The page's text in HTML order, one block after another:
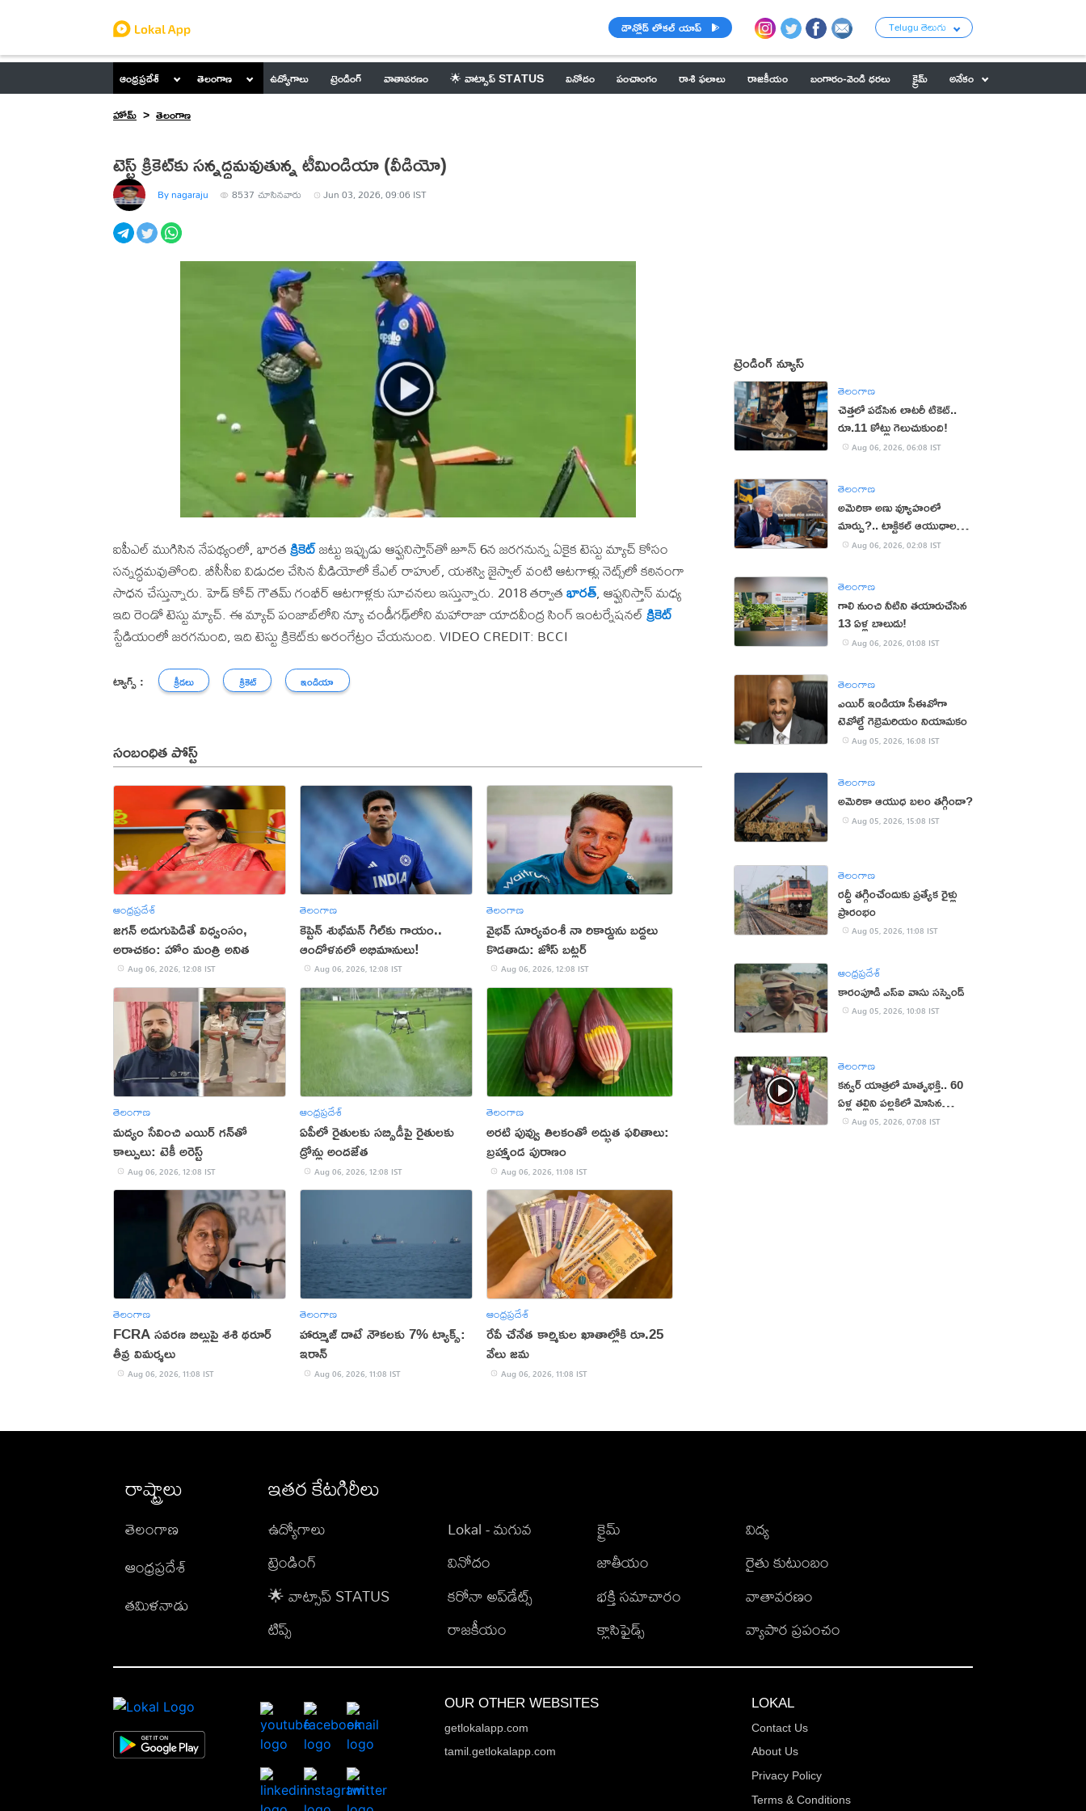
డౌన్లోడ్ లోకల్ యాప్ Telugu తెలుగు
ఆంధ్రప్రదేశ్ తెలంగాణ ఉద్యోగాలు ట్రెండింగ్ వాతావరణం 🌟 వాట్సాప్ STATUS వినోదం పంచాంగం రాశి ఫలాలు రాజకీయం బంగారం-వెండి ధరలు క్రైమ్
అనేకం
హోమ్
తెలంగాణ
టెస్ట్ క్రికెట్‌కు సన్నద్దమవుతున్న టీమిండియా (వీడియో)
By nagaraju 8537 చూసినవారు Jun 03, 2026, 09:06 IST
ఐపీఎల్ ముగిసిన నేపథ్యంలో, భారతక్రికెట్జట్టు ఇప్పుడు ఆఫ్ఘనిస్తాన్‌తో జూన్ 6న జరగనున్న ఏకైక టెస్టు మ్యాచ్ కోసం
సన్నద్ధమవుతోంది. బీసీసీఐ విడుదల చేసిన వీడియోలో కేఎల్ రాహుల్, యశస్వి జైస్వాల్ వంటి ఆటగాళ్లు నెట్స్‌లో కఠినంగా
సాధన చేస్తున్నారు. హెడ్ కోచ్ గౌతమ్ గంభీర్ ఆటగాళ్లకు సూచనలు ఇస్తున్నారు. 2018 తర్వాతభారత్, ఆఫ్ఘనిస్తాన్ మధ్య
ఇది రెండో టెస్టు మ్యాచ్. ఈ మ్యాచ్ పంజాబ్‌లోని న్యూ చండీగఢ్‌లోని మహారాజా యాదవీంద్ర సింగ్ ఇంటర్నేషనల్క్రికెట్
స్టేడియంలో జరగనుంది, ఇది టెస్టు క్రికెట్‌కు అరంగేట్రం చేయనుంది. VIDEO CREDIT: BCCI
ట్యాగ్స్ : క్రీడలు క్రికెట్ ఇండియా
సంబంధిత పోస్ట్
ఆంధ్రప్రదేశ్
జగన్ అడుగుపెడితే విధ్వంసం,
అరాచకం: హోం మంత్రి అనిత
Aug 06, 2026, 12:08 IST
తెలంగాణ
కెప్టెన్ శుభ్‌మన్ గిల్‌కు గాయం..
ఆందోళనలో అభిమానులు!
Aug 06, 2026, 12:08 IST
తెలంగాణ
వైభ‌వ్ సూర్య‌వంశీ నా రికార్డును బ‌ద్ద‌లు
కొడ‌తాడు: జోస్ బ‌ట్ల‌ర్
Aug 06, 2026, 12:08 IST
తెలంగాణ
మద్యం సేవించి ఎయిర్ గన్‌తో
కాల్పులు: టెకీ అరెస్ట్
Aug 06, 2026, 12:08 IST
ఆంధ్రప్రదేశ్
ఏపీలో రైతులకు సబ్సిడీపై రైతులకు
డ్రోన్లు అందజేత
Aug 06, 2026, 12:08 IST
తెలంగాణ
అరటి పువ్వు తిలకంతో అద్భుత ఫలితాలు:
బ్రహ్మాండ పురాణం
Aug 06, 2026, 11:08 IST
తెలంగాణ
FCRA సవరణ బిల్లుపై శశి థరూర్
తీవ్ర విమర్శలు
Aug 06, 2026, 11:08 IST
తెలంగాణ
హార్మూజ్ దాటే నౌకలకు 7% ట్యాక్స్:
ఇరాన్
Aug 06, 2026, 11:08 IST
ఆంధ్రప్రదేశ్
రేపే చేనేత కార్మికుల ఖాతాల్లోకి రూ.25
వేలు జమ
Aug 06, 2026, 11:08 IST
ట్రెండింగ్ న్యూస్
తెలంగాణ
చెత్తలో పడేసిన లాటరీ టికెట్..
రూ.11 కోట్లు గెలుచుకుంది!
Aug 06, 2026, 06:08 IST
తెలంగాణ
అమెరికా అణు వ్యూహంలో
మార్పు?.. టాక్టికల్ ఆయుధాలకు
ప్రాధాన్యం!
Aug 06, 2026, 02:08 IST
తెలంగాణ
గాలి నుంచి నీటిని తయారుచేసిన
13 ఏళ్ల బాలుడు!
Aug 06, 2026, 01:08 IST
తెలంగాణ
ఎయిర్ ఇండియా సీఈవోగా
టెవోల్డే గెబ్రెమరియం నియామకం
Aug 05, 2026, 16:08 IST
తెలంగాణ
అమెరికా ఆయుధ బలం తగ్గిందా?
Aug 05, 2026, 15:08 IST
తెలంగాణ
రద్దీ తగ్గించేందుకు ప్రత్యేక రైళ్లు
ప్రారంభం
Aug 05, 2026, 11:08 IST
ఆంధ్రప్రదేశ్
కారంపూడి ఎస్ఐ వాసు స‌స్పెండ్‌
Aug 05, 2026, 10:08 IST
తెలంగాణ
కన్వర్ యాత్రలో మాతృభక్తి.. 60
ఏళ్ల తల్లిని పల్లకిలో మోసిన
కొడుకు, కోడలు!
Aug 05, 2026, 07:08 IST
రాష్ట్రాలు
తెలంగాణ
ఆంధ్రప్రదేశ్
తమిళనాడు
ఇతర కేటగిరీలు
ఉద్యోగాలు
ట్రెండింగ్
🌟 వాట్సాప్ STATUS
టిప్స్
Lokal - మగువ
వినోదం
కరోనా అప్‌డేట్స్
రాజకీయం
క్రైమ్
జాతీయం
భక్తి సమాచారం
క్లాసిఫైడ్స్
విద్య
రైతు కుటుంబం
వాతావరణం
వ్యాపార ప్రపంచం
OUR OTHER WEBSITES
getlokalapp.com
tamil.getlokalapp.com
LOKAL
Contact Us
About Us
Privacy Policy
Terms & Conditions